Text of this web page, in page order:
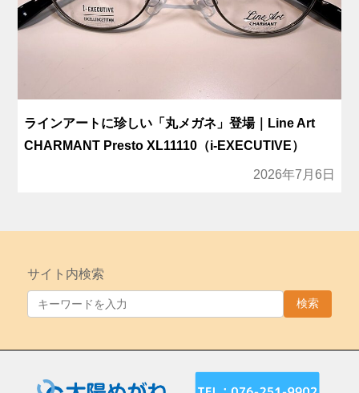
ラインアートに珍しい「丸メガネ」登場｜Line Art
CHARMANT Presto XL11110（i-EXECUTIVE）
2026年7月6日
サイト内検索
検索